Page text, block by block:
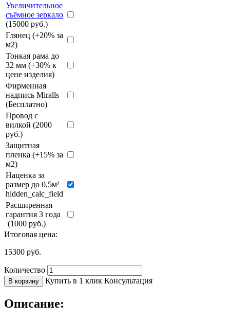
Увеличительное
съёмное зеркало
(15000 руб.)
Глянец (+20% за
м2)
Тонкая рама до
32 мм (+30% к
цене изделия)
Фирменная
надпись Miralls
(Бесплатно)
Провод с
вилкой (2000
руб.)
Защитная
пленка (+15% за
м2)
Наценка за
размер до 0,5м²
hidden_calc_field
Расширенная
гарантия 3 года
(1000 руб.)
Итоговая цена:
15300 руб.
Количество
В корзину Купить в 1 клик Консультация
Описание: